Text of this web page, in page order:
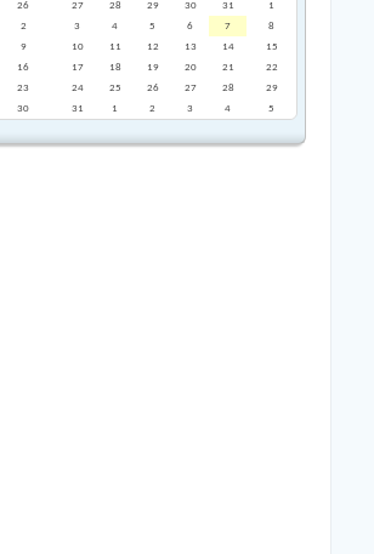
26 27 28 29 30 31
1
2
3 4 5 6 7
8
9
10 11 12 13 14
15
16
17 18 19 20 21
22
23
24 25 26 27 28
29
30
31 1 2 3 4 5